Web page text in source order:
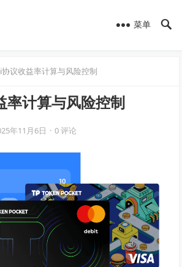
菜单
协议收益率计算与风险控制
率计算与风险控制
年11月6日 · 0 评论